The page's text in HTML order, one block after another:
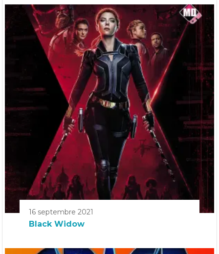
16 septembre 2021
Black Widow